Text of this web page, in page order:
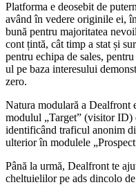
Platforma e deosebit de
având în vedere originile ei,
bună pentru majoritatea
cont țintă, cât timp a stat și
pentru echipa de sales,
ul pe baza interesului
zero.
Natura modulară a Dealfront
modulul „Target” (visitor ID)
identificând traficul anonim
ulterior în modulele
Până la urmă, Dealfront te
cheltuielilor pe ads dincolo